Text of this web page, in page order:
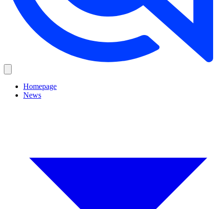
Homepage
News